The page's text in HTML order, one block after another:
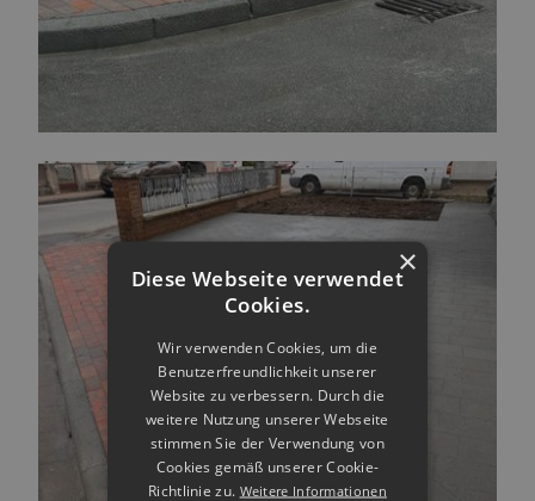
×
Diese Webseite verwendet
Cookies.
Wir verwenden Cookies, um die
Benutzerfreundlichkeit unserer
Website zu verbessern. Durch die
weitere Nutzung unserer Webseite
stimmen Sie der Verwendung von
Cookies gemäß unserer Cookie-
Richtlinie zu. Weitere Informationen